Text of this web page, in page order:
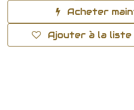
Acheter
Ajouter à la liste